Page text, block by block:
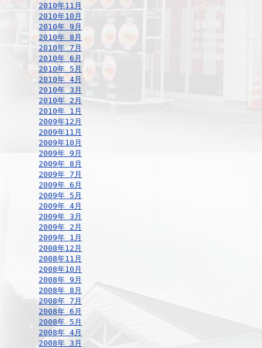
2010年11月
2010年10月
2010年 9月
2010年 8月
2010年 7月
2010年 6月
2010年 5月
2010年 4月
2010年 3月
2010年 2月
2010年 1月
2009年12月
2009年11月
2009年10月
2009年 9月
2009年 8月
2009年 7月
2009年 6月
2009年 5月
2009年 4月
2009年 3月
2009年 2月
2009年 1月
2008年12月
2008年11月
2008年10月
2008年 9月
2008年 8月
2008年 7月
2008年 6月
2008年 5月
2008年 4月
2008年 3月